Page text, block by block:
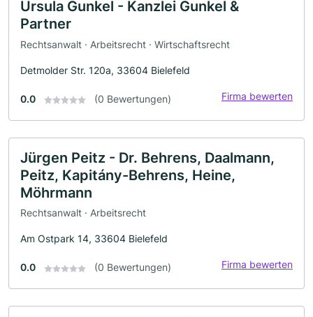
Ursula Gunkel - Kanzlei Gunkel &
Partner
Rechtsanwalt · Arbeitsrecht · Wirtschaftsrecht
Detmolder Str. 120a, 33604 Bielefeld
0.0 (0 Bewertungen) Firma bewerten
Jürgen Peitz - Dr. Behrens, Daalmann,
Peitz, Kapitány-Behrens, Heine,
Möhrmann
Rechtsanwalt · Arbeitsrecht
Am Ostpark 14, 33604 Bielefeld
0.0 (0 Bewertungen) Firma bewerten